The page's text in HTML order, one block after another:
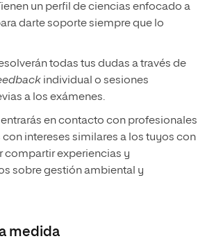
un perfil de ciencias enfocado a
darte soporte siempre que lo
todas tus dudas a través de
individual o sesiones
a los exámenes.
entrarás en contacto con profesionales
con intereses similares a los tuyos con
compartir experiencias y
sobre gestión ambiental y
medida